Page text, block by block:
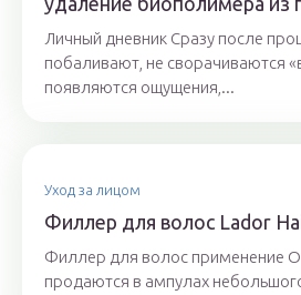
Личный дневник Сразу после
побаливают, не сворачиваются
появляются ощущения,...
Уход за лицом
Филлер для волос Lador
Филлер для волос применение
продаются в ампулах